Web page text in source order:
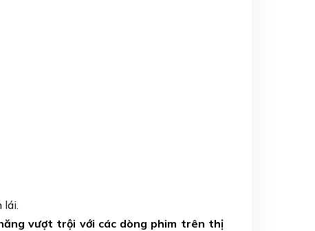
lái.
vượt trội với các dòng phim trên thị